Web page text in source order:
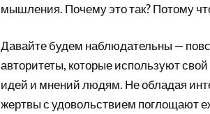
мышления. Почему это так? Потому
Давайте будем наблюдательны —
авторитеты, которые используют
идей и мнений людям. Не обладая
жертвы с удовольствием поглощают